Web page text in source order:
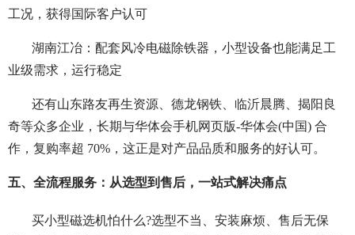
工况，获得国际客户认可
湖南江冶：配套风冷电磁除铁器，小型设备也能满足工
业级需求，运行稳定
还有山东路友再生资源、德龙钢铁、临沂晨腾、揭阳良
奇等众多企业，长期与华体会手机网页版-华体会(中国) 合
作，复购率超 70%，这正是对产品品质和服务的好认可。
五、全流程服务：从选型到售后，一站式解决痛点
买小型磁选机怕什么?选型不当、安装麻烦、售后无保